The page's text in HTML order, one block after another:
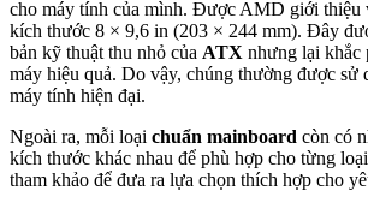
cho máy tính của mình. Được AMD giới thiệu
kích thước 8 × 9,6 in (203 × 244 mm). Đây
bản kỹ thuật thu nhỏ của ATX nhưng lại khắc
máy hiệu quả. Do vậy, chúng thường được sử
máy tính hiện đại.
Ngoài ra, mỗi loại chuẩn mainboard còn có
kích thước khác nhau để phù hợp cho từng
tham khảo để đưa ra lựa chọn thích hợp cho